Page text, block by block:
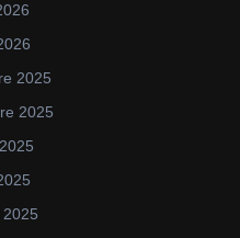
2025
2025